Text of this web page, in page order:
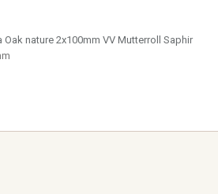
Oak nature 2x100mm VV Mutterroll Saphir